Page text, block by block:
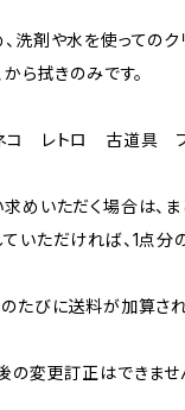
洗剤や水を使ってのク
ら拭きのみです。
コ レトロ 古道具
めいただく場合は、
いただければ、1点分
たびに送料が加算され
の変更訂正はできま